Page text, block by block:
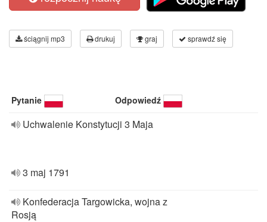
ściągnij mp3 drukuj graj sprawdź się
Pytanie Odpowiedź
Uchwalenie Konstytucji 3 Maja
3 maj 1791
Konfederacja Targowicka, wojna z
Rosją